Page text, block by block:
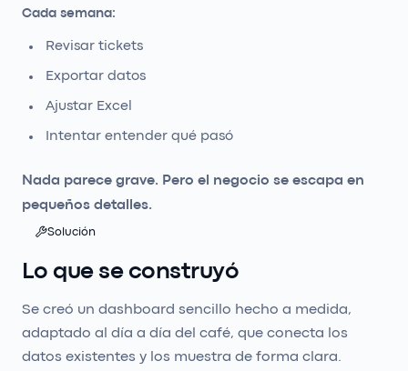
Cada semana:
Revisar tickets
Exportar datos
Ajustar Excel
Intentar entender qué pasó
Nada parece grave. Pero el negocio se escapa en
pequeños detalles.
Solución
Lo que se construyó
Se creó un dashboard sencillo hecho a medida,
adaptado al día a día del café, que conecta los
datos existentes y los muestra de forma clara.